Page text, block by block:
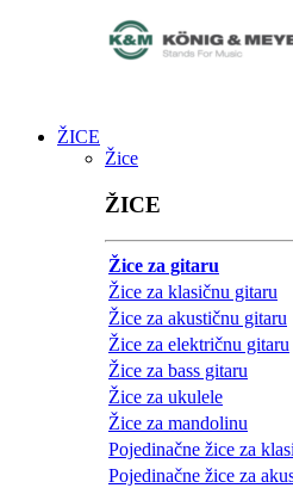
ŽICE
Žice
ŽICE
Žice za gitaru
Žice za klasičnu gitaru
Žice za akustičnu gitaru
Žice za električnu gitaru
Žice za bass gitaru
Žice za ukulele
Žice za mandolinu
Pojedinačne žice za
Pojedinačne žice za